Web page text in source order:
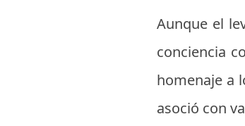
Aunque el
conciencia
homenaje a
asoció con